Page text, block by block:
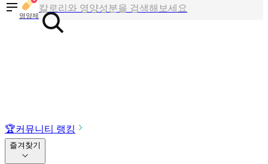
영양제
칼로리와 영양성분을 검색해보세요
혈당 · 다이어트 음식 검색해보세요
🏆커뮤니티 랭킹
즐겨찾기